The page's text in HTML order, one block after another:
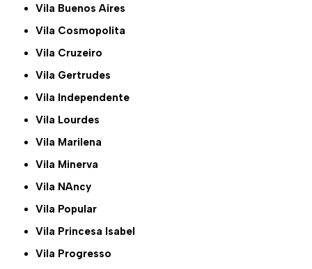
Vila Buenos Aires
Vila Cosmopolita
Vila Cruzeiro
Vila Gertrudes
Vila Independente
Vila Lourdes
Vila Marilena
Vila Minerva
Vila NAncy
Vila Popular
Vila Princesa Isabel
Vila Progresso